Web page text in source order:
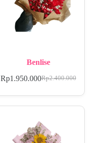
Benlise
Rp2.400.000
Rp1.950.000